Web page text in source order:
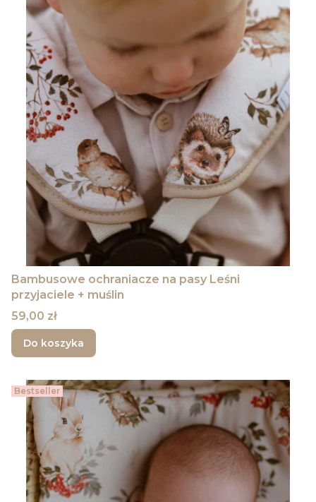
Bambusowe ochraniacze na pasy Leśni
przyjaciele + muślin
Cena
59,00 zł
Do koszyka
Bestseller